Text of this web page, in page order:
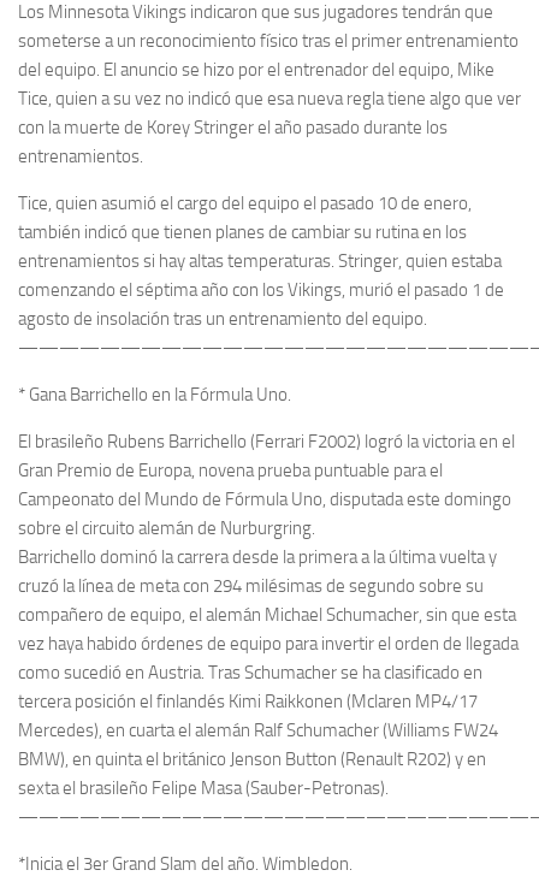
Los Minnesota Vikings indicaron que sus jugadores tendrán que
someterse a un reconocimiento físico tras el primer entrenamiento
del equipo. El anuncio se hizo por el entrenador del equipo, Mike
Tice, quien a su vez no indicó que esa nueva regla tiene algo que ver
con la muerte de Korey Stringer el año pasado durante los
entrenamientos.
Tice, quien asumió el cargo del equipo el pasado 10 de enero,
también indicó que tienen planes de cambiar su rutina en los
entrenamientos si hay altas temperaturas. Stringer, quien estaba
comenzando el séptima año con los Vikings, murió el pasado 1 de
agosto de insolación tras un entrenamiento del equipo.
* Gana Barrichello en la Fórmula Uno.
El brasileño Rubens Barrichello (Ferrari F2002) logró la victoria en el
Gran Premio de Europa, novena prueba puntuable para el
Campeonato del Mundo de Fórmula Uno, disputada este domingo
sobre el circuito alemán de Nurburgring.
Barrichello dominó la carrera desde la primera a la última vuelta y
cruzó la línea de meta con 294 milésimas de segundo sobre su
compañero de equipo, el alemán Michael Schumacher, sin que esta
vez haya habido órdenes de equipo para invertir el orden de llegada
como sucedió en Austria. Tras Schumacher se ha clasificado en
tercera posición el finlandés Kimi Raikkonen (Mclaren MP4/17
Mercedes), en cuarta el alemán Ralf Schumacher (Williams FW24
BMW), en quinta el británico Jenson Button (Renault R202) y en
sexta el brasileño Felipe Masa (Sauber-Petronas).
*Inicia el 3er Grand Slam del año. Wimbledon.